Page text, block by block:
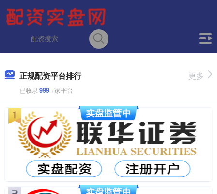
正规配资平台排行
已收录999+家平台
更多